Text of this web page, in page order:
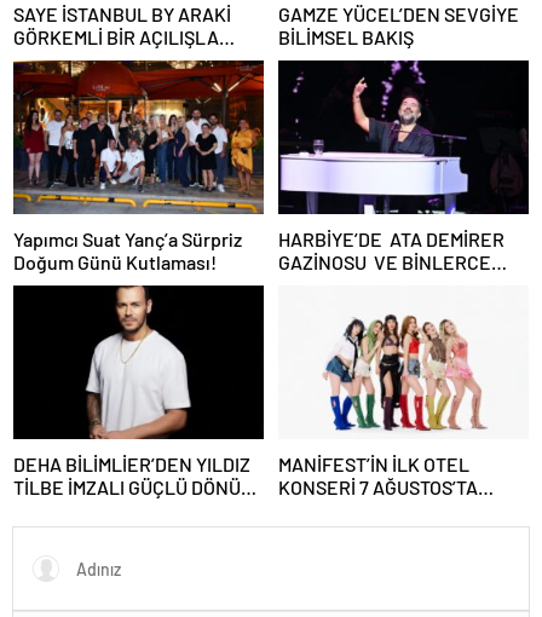
SAYE İSTANBUL BY ARAKİ
GÖRKEMLİ BİR AÇILIŞLA
KAPILARINI AÇTI!
GAMZE YÜCEL’DEN SEVGİYE
BİLİMSEL BAKIŞ
Yapımcı Suat Yanç’a Sürpriz
Doğum Günü Kutlaması!
HARBİYE’DE ATA DEMİRER
GAZİNOSU VE BİNLERCE
DEHA BİLİMLİER’DEN YILDIZ
TİLBE İMZALI GÜÇLÜ DÖNÜŞ:
MANİFEST’İN İLK OTEL
KONSERİ 7 AĞUSTOS’TA